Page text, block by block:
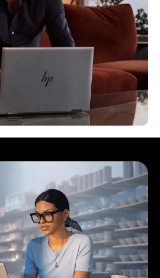
Køb tilgængelig
Køb tilgængelig Køb